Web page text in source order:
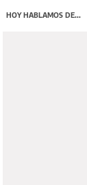
HOY HABLAMOS DE...